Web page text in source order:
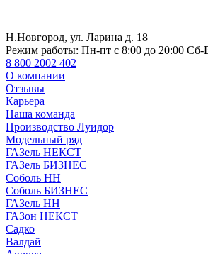
Н.Новгород, ул. Ларина д. 18
Режим работы: Пн-пт с 8:00 до 20:00 Сб-
8 800 2002 402
О компании
Отзывы
Карьера
Наша команда
Производство Луидор
Модельный ряд
ГАЗель НЕКСТ
ГАЗель БИЗНЕС
Соболь НН
Соболь БИЗНЕС
ГАЗель НН
ГАЗон НЕКСТ
Садко
Валдай